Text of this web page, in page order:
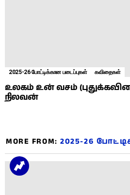
2025-26 போட்டிக்கான படைப்புகள் கவிதைகள்
உலகம் உன் வசம்
நிலவன்
MORE FROM:2025-26